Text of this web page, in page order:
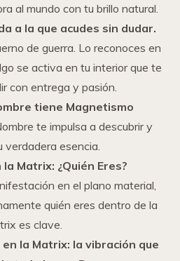
al mundo con tu brillo natural.
a la que acudes sin dudar.
de guerra. Lo reconoces en
se activa en tu interior que te
con entrega y pasión.
tiene Magnetismo
te impulsa a descubrir y
verdadera esencia.
Matrix: ¿Quién Eres?
en el plano material,
quién eres dentro de la
es clave.
la Matrix: la vibración que